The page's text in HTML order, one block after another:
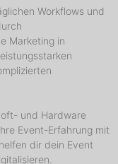
Workflows und
Marketing in
und Hardware
Event-Erfahrung mit
dir dein Event